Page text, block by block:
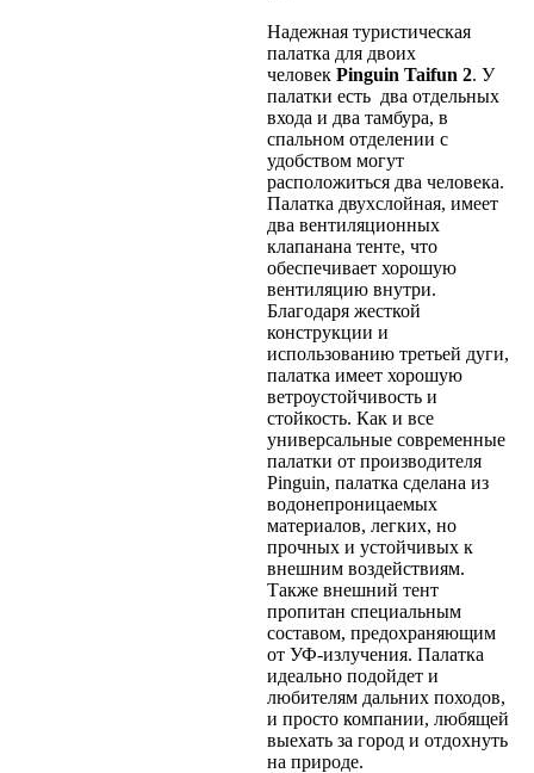
Надежная туристическая
палатка для двоих
человек Pinguin Taifun 2. У
палатки есть два отдельных
входа и два тамбура, в
спальном отделении с
удобством могут
расположиться два человека.
Палатка двухслойная, имеет
два вентиляционных
клапанана тенте, что
обеспечивает хорошую
вентиляцию внутри.
Благодаря жесткой
конструкции и
использованию третьей дуги,
палатка имеет хорошую
ветроустойчивость и
стойкость. Как и все
универсальные современные
палатки от производителя
Pinguin, палатка сделана из
водонепроницаемых
материалов, легких, но
прочных и устойчивых к
внешним воздействиям.
Также внешний тент
пропитан специальным
составом, предохраняющим
от УФ-излучения. Палатка
идеально подойдет и
любителям дальних походов,
и просто компании, любящей
выехать за город и отдохнуть
на природе.